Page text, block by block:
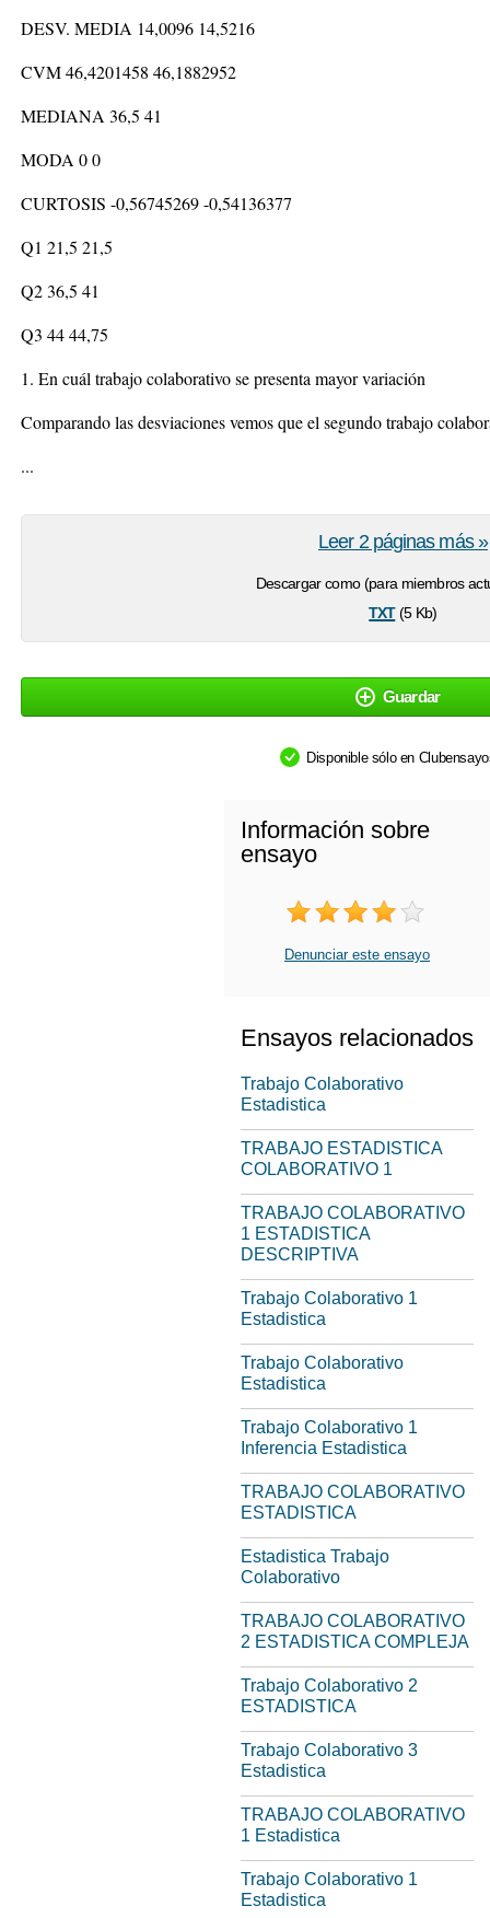
DESV. MEDIA 14,0096 14,5216
CVM 46,4201458 46,1882952
MEDIANA 36,5 41
MODA 0 0
CURTOSIS -0,56745269 -0,54136377
Q1 21,5 21,5
Q2 36,5 41
Q3 44 44,75
1. En cuál trabajo colaborativo se presenta mayor variación
Comparando las desviaciones vemos que el segundo trabajo
...
Descargar como (para miembros
txt(5 Kb)
Leer 2 páginas más »
Guardar
Disponible sólo en
Información sobre
ensayo
Denunciar este ensayo
Ensayos relacionados
Trabajo Colaborativo
Estadistica
TRABAJO ESTADISTICA
COLABORATIVO 1
TRABAJO COLABORATIVO
1 ESTADISTICA
DESCRIPTIVA
Trabajo Colaborativo 1
Estadistica
Trabajo Colaborativo
Estadistica
Trabajo Colaborativo 1
Inferencia Estadistica
TRABAJO COLABORATIVO
ESTADISTICA
Estadistica Trabajo
Colaborativo
TRABAJO COLABORATIVO
2 ESTADISTICA COMPLEJA
Trabajo Colaborativo 2
ESTADISTICA
Trabajo Colaborativo 3
Estadistica
TRABAJO COLABORATIVO
1 Estadistica
Trabajo Colaborativo 1
Estadistica